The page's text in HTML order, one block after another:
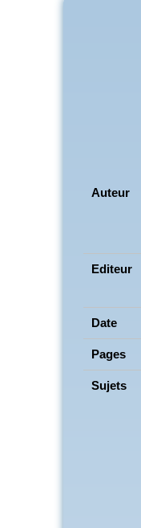
Auteur
Editeur
Date
Pages
Sujets